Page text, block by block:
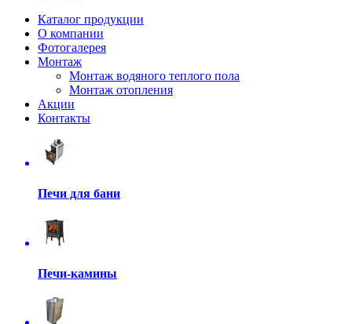
Каталог продукции
О компании
Фотогалерея
Монтаж
Монтаж водяного теплого пола
Монтаж отопления
Акции
Контакты
Печи для бани
Печи-камины